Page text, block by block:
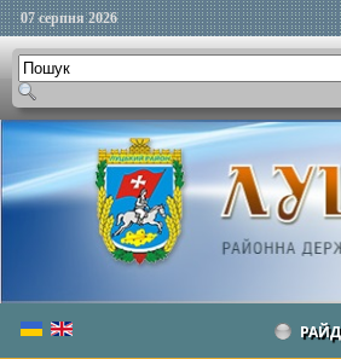
07 серпня 2026